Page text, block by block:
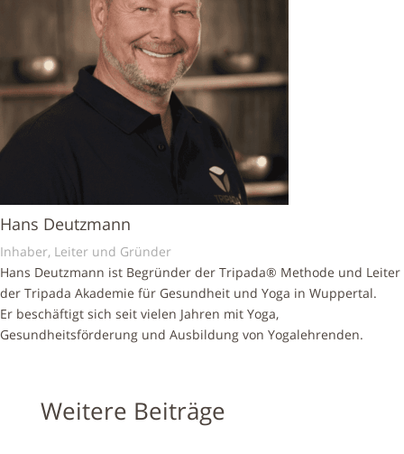
Hans Deutzmann
Inhaber, Leiter und Gründer
Hans Deutzmann ist Begründer der Tripada® Methode und Leiter
der Tripada Akademie für Gesundheit und Yoga in Wuppertal.
Er beschäftigt sich seit vielen Jahren mit Yoga,
Gesundheitsförderung und Ausbildung von Yogalehrenden.
Weitere Beiträge